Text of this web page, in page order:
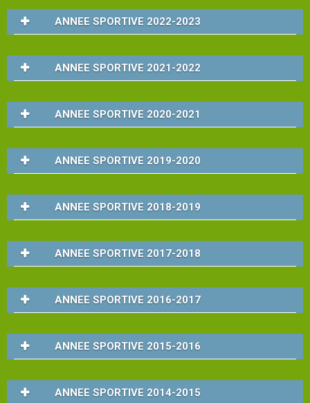
Administration
Historique
du
club
Partenaires
du
&
accès
CLUB
HOUSE
Snack
Service
ANNEE SPORTIVE 2022-2023
ANNEE SPORTIVE 2021-2022
ANNEE SPORTIVE 2020-2021
ANNEE SPORTIVE 2019-2020
ANNEE SPORTIVE 2018-2019
ANNEE SPORTIVE 2017-2018
ANNEE SPORTIVE 2016-2017
ANNEE SPORTIVE 2015-2016
ANNEE SPORTIVE 2014-2015